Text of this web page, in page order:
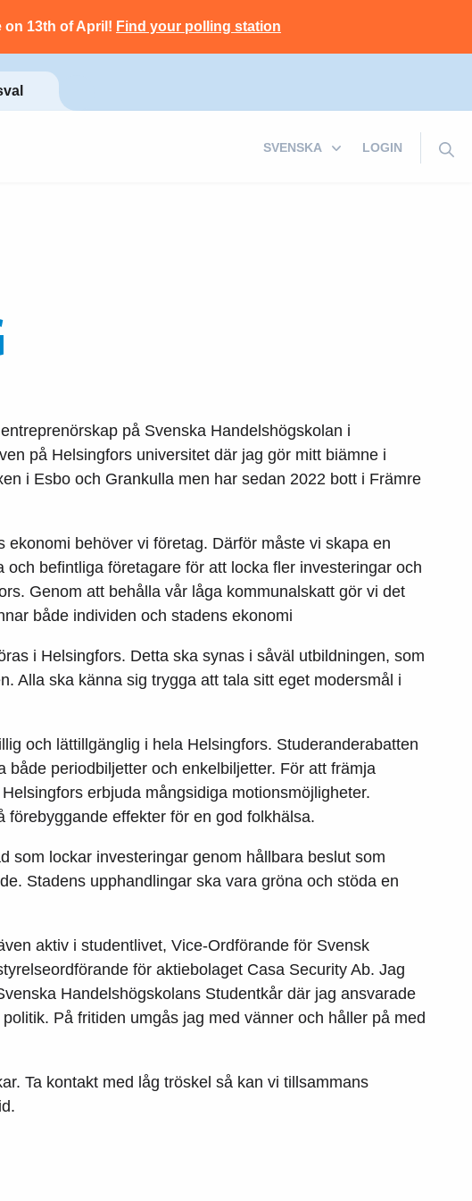
on 13th of April! Find your polling station
LOGIN
på Svenska Handelshögskolan i
på Helsingfors universitet där jag gör mitt biämne i
i Esbo och Grankulla men har sedan 2022 bott i Främre
ekonomi behöver vi företag. Därför måste vi skapa en
och befintliga företagare för att locka fler investeringar och
Genom att behålla vår låga kommunalskatt gör vi det
både individen och stadens ekonomi
i Helsingfors. Detta ska synas i såväl utbildningen, som
Alla ska känna sig trygga att tala sitt eget modersmål i
och lättillgänglig i hela Helsingfors. Studeranderabatten
både periodbiljetter och enkelbiljetter. För att främja
erbjuda mångsidiga motionsmöjligheter.
förebyggande effekter för en god folkhälsa.
som lockar investeringar genom hållbara beslut som
Stadens upphandlingar ska vara gröna och stöda en
aktiv i studentlivet, Vice-Ordförande för Svensk
för aktiebolaget Casa Security Ab. Jag
Handelshögskolans Studentkår där jag ansvarade
På fritiden umgås jag med vänner och håller på med
Ta kontakt med låg tröskel så kan vi tillsammans